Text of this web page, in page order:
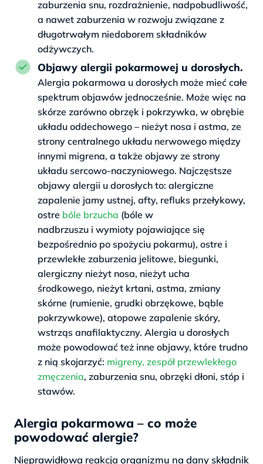
zaburzenia snu, rozdrażnienie, nadpobudliwość,
a nawet zaburzenia w rozwoju związane z
długotrwałym niedoborem składników
odżywczych.
Objawy alergii pokarmowej u dorosłych.
Alergia pokarmowa u dorosłych może mieć całe
spektrum objawów jednocześnie. Może więc na
skórze zarówno obrzęk i pokrzywka, w obrębie
układu oddechowego – nieżyt nosa i astma, ze
strony centralnego układu nerwowego między
innymi migrena, a także objawy ze strony
układu sercowo-naczyniowego. Najczęstsze
objawy alergii u dorosłych to: alergiczne
zapalenie jamy ustnej, afty, refluks przełykowy,
ostre bóle brzucha (bóle w
nadbrzuszu i wymioty pojawiające się
bezpośrednio po spożyciu pokarmu), ostre i
przewlekłe zaburzenia jelitowe, biegunki,
alergiczny nieżyt nosa, nieżyt ucha
środkowego, nieżyt krtani, astma, zmiany
skórne (rumienie, grudki obrzękowe, bąble
pokrzywkowe), atopowe zapalenie skóry,
wstrząs anafilaktyczny. Alergia u dorosłych
może powodować też inne objawy, które trudno
z nią skojarzyć: migreny, zespół przewlekłego
zmęczenia, zaburzenia snu, obrzęki dłoni, stóp i
stawów.
Alergia pokarmowa – co może
powodować alergie?
Nieprawidłowa reakcja organizmu na dany składnik